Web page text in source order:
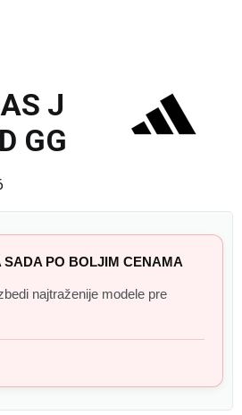
J
GG
SADA PO BOLJIM CENAMA
najtraženije modele pre